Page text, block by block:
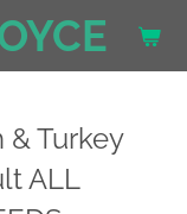
& Turkey
ALL